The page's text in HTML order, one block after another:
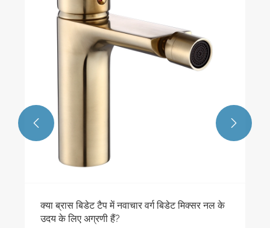
क्या ब्रास बिडेट टैप में नवाचार वर्ग बिडेट मिक्सर नल के
उदय के लिए अग्रणी हैं?
 